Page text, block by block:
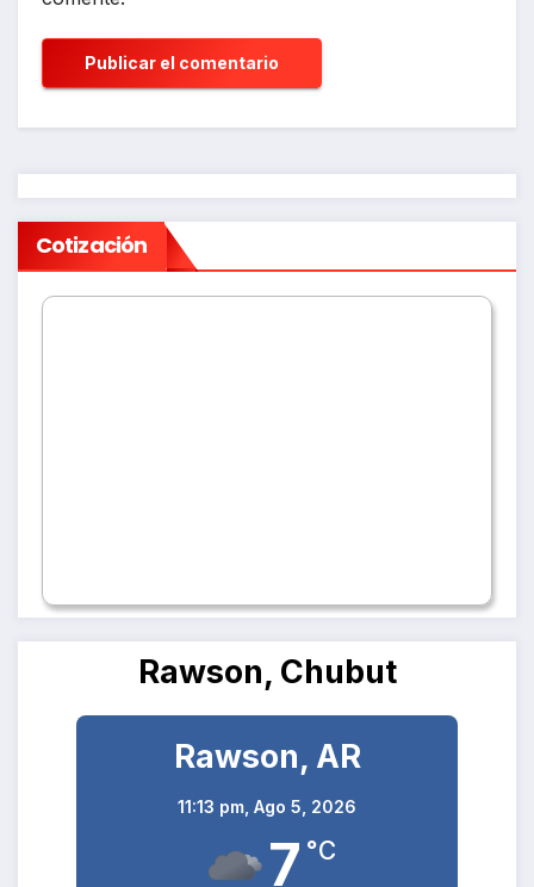
Cotización
Rawson, Chubut
Rawson, AR
11:13 pm, Ago 5, 2026
7 °C